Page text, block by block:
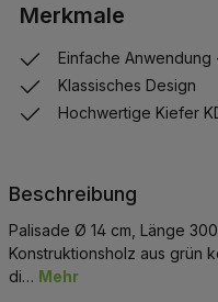
Merkmale
Einfache Anwendung
Klassisches Design
Hochwertige Kiefer
Beschreibung
Palisade Ø 14 cm, Länge
Konstruktionsholz aus grün
di… Mehr